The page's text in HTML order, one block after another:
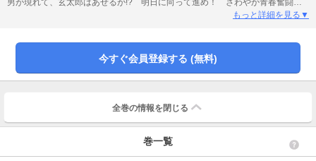
男が現れて、玄太郎はあせるが!? 明日に向って進め！ さわやか青春奮闘
もっと詳細を見る▼
今すぐ会員登録する (無料)
全巻の情報を 閉じる
巻一覧